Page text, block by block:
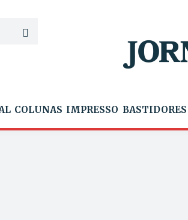
COLUNAS IMPRESSO BASTIDORES